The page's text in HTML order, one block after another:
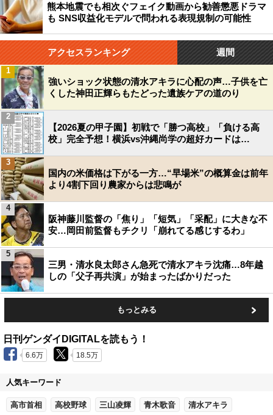
熊本地震でも相次ぐフェイク動画から勧善懲悪ドラマ
も SNS収益化モデルで問われる表現規制の可能性
アクセスランキング 週間
強いショック状態の清水アキラに心配の声…子供を亡
くした神田正輝らもたどった遺族ケアの道のり
1
【2026夏の甲子園】初戦で「勝つ高校」「負ける高
校」完全予想！横浜vs沖縄尚学の超好カードは…
2
国内の米価格は下がる一方…“早場米”の概算金は前年
より4割下回り農家からは悲鳴が
3
阪神藤川監督の「焦り」「短気」「采配」に大きな不
安…岡田前監督もチクリ「崩れてる感じするわ」
4
三男・清水良太郎さん急死で清水アキラ沈痛…8年越
しの「父子再共演」が始まったばかりだった
5
もっとみる
日刊ゲンダイDIGITALを読もう！
6.6万 18.5万
人気キーワード
高市首相 高校野球 三山凌輝 青木歌音 清水アキラ